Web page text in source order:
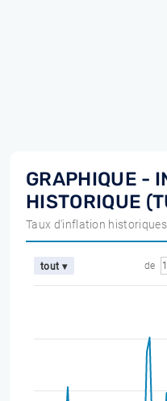
GRAPHIQUE -
HISTORIQUE
Taux d'inflation historiques
tout ▾ de